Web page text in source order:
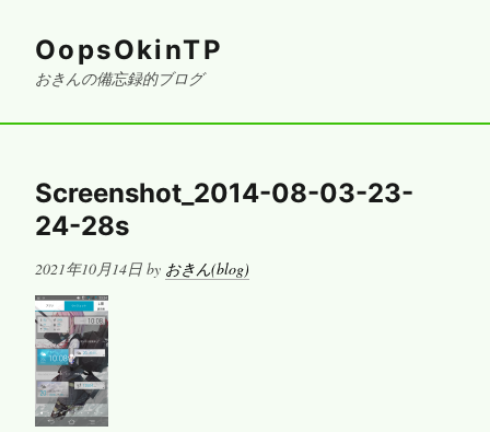
OopsOkinTP
おきんの備忘録的ブログ
Screenshot_2014-08-03-23-
24-28s
Posted
2021年10月14日 by おきん(blog)